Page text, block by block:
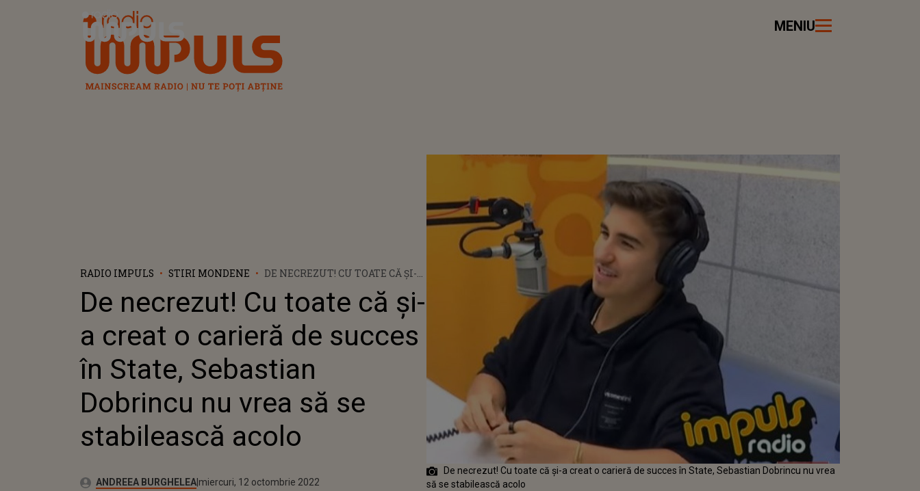
Radio Impuls MENIU
RADIO IMPULS STIRI MONDENE
DE NECREZUT! CU TOATE CĂ ȘI-A
STATE, SEBASTIAN DOBRINCU
NU VREA SĂ SE STABILEASCĂ
ACOLO
De necrezut! Cu toate că și-
a creat o carieră de succes
în State, Sebastian
Dobrincu nu vrea să se
stabilească acolo
Autor:ANDREEA BURGHELEAPublicat:
marți, 12 octombrie 2021
Actualizat:
miercuri, 12 octombrie 2022
De necrezut! Cu toate că și-a creat o carieră de succes în State, Sebastian Dobrincu nu vrea
să se stabilească acolo